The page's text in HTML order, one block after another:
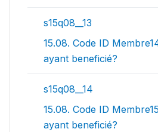
s15q08__13
15.08. Code ID
ayant beneficié?
s15q08__14
15.08. Code ID
ayant beneficié?